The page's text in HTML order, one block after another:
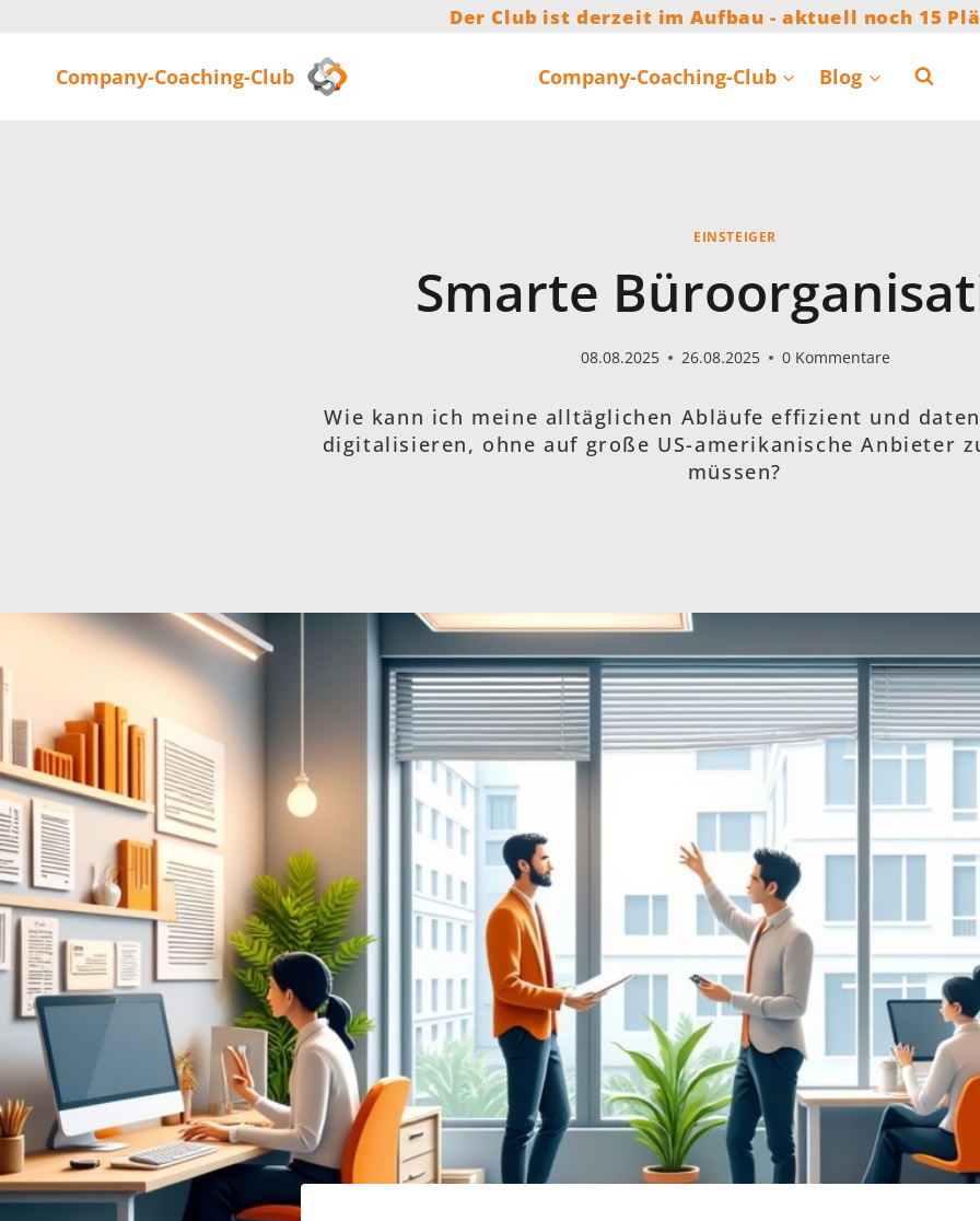
springen
Der Club ist derzeit im Aufbau - aktuell noch 15
Company-Coaching-Club Company-Coaching-Club Blog
EINSTEIGER
Smarte
08.08.2025 26.08.2025 0 Kommentare
Wie kann ich meine alltäglichen Abläufe effizient und
digitalisieren, ohne auf große US-amerikanische Anbieter
müssen?